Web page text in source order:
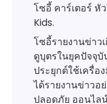
โซอี้ คาร์เตอร์ หั
Kids.
โซอี้รายงานข่าว
ดูบุตรในยุคปัจจุ
ประยุกต์ใช้เครื่อ
ได้รายงานข่าวอ
ปลอดภัย ออนไล